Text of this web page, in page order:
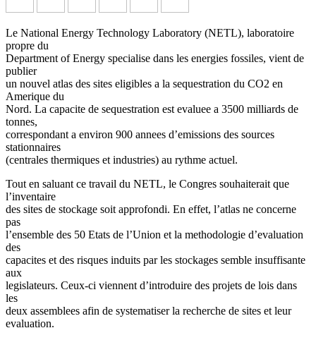
Le National Energy Technology Laboratory (NETL), laboratoire
propre du
Department of Energy specialise dans les energies fossiles, vient de
publier
un nouvel atlas des sites eligibles a la sequestration du CO2 en
Amerique du
Nord. La capacite de sequestration est evaluee a 3500 milliards de
tonnes,
correspondant a environ 900 annees d’emissions des sources
stationnaires
(centrales thermiques et industries) au rythme actuel.
Tout en saluant ce travail du NETL, le Congres souhaiterait que
l’inventaire
des sites de stockage soit approfondi. En effet, l’atlas ne concerne
pas
l’ensemble des 50 Etats de l’Union et la methodologie d’evaluation
des
capacites et des risques induits par les stockages semble insuffisante
aux
legislateurs. Ceux-ci viennent d’introduire des projets de lois dans
les
deux assemblees afin de systematiser la recherche de sites et leur
evaluation.